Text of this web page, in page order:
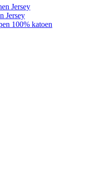
Jersey
Jersey
100% katoen